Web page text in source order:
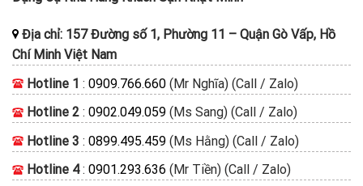
Địa chỉ: 157 Đường số 1, Phường 11 – Quận Gò Vấp, Hồ
Chí Minh Việt Nam
Hotline 1 : 0909.766.660 (Mr Nghĩa) (Call / Zalo)
Hotline 2 : 0902.049.059 (Ms Sang) (Call / Zalo)
Hotline 3 : 0899.495.459 (Ms Hằng) (Call / Zalo)
Hotline 4: 0901.293.636 (Mr Tiền) (Call / Zalo)